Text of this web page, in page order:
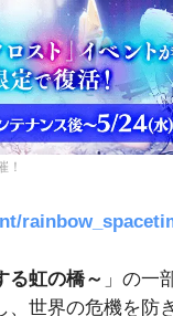
！
る虹の橋～ 」の一
世界の危機を防